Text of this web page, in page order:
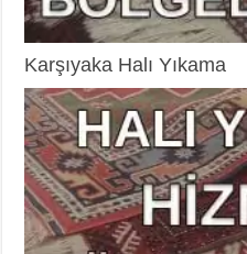
Karşıyaka Halı Yıkama